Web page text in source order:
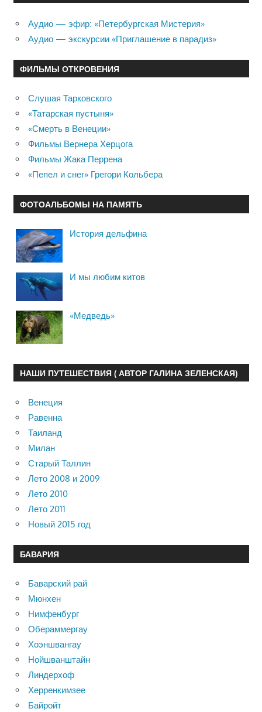
Аудио — эфир: «Петербургская Мистерия»
Аудио — экскурсии «Приглашение в парадиз»
ФИЛЬМЫ ОТКРОВЕНИЯ
Слушая Тарковского
«Татарская пустыня»
«Смерть в Венеции»
Фильмы Вернера Херцога
Фильмы Жака Перрена
«Пепел и снег» Грегори Кольбера
ФОТОАЛЬБОМЫ НА ПАМЯТЬ
История дельфина
И мы любим китов
«Медведь»
НАШИ ПУТЕШЕСТВИЯ ( АВТОР ГАЛИНА ЗЕЛЕНСКАЯ)
Венеция
Равенна
Таиланд
Милан
Старый Таллин
Лето 2008 и 2009
Лето 2010
Лето 2011
Новый 2015 год
БАВАРИЯ
Баварский рай
Мюнхен
Нимфенбург
Обераммергау
Хоэншвангау
Нойшванштайн
Линдерхоф
Херренкимзее
Байройт